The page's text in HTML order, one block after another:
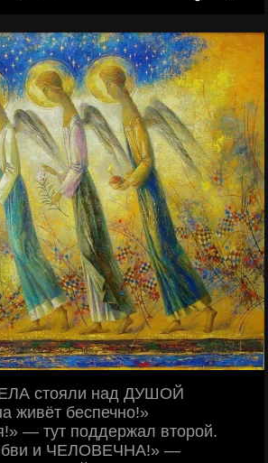
стояли над ДУШОЙ
живёт беспечно!»
— тут поддержал второй.
и ЧЕЛОВЕЧНА!» —